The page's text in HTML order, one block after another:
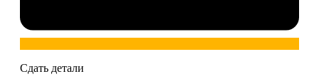
Сдать детали